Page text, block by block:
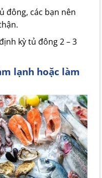
đông, các bạn nên
kỳ tủ đông 2 – 3
lạnh hoặc làm